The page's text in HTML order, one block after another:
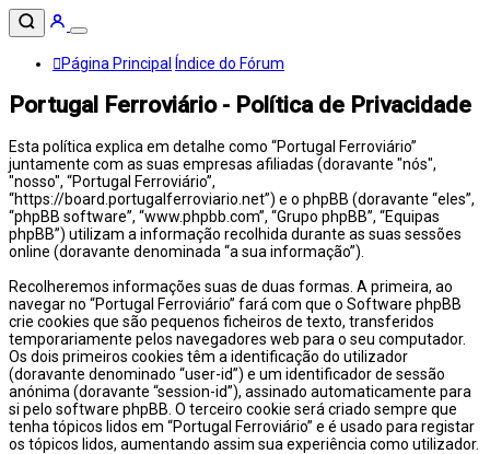
Página Principal Índice do Fórum
Portugal Ferroviário - Política de Privacidade
Esta política explica em detalhe como “Portugal Ferroviário”
juntamente com as suas empresas afiliadas (doravante "nós",
"nosso", “Portugal Ferroviário”,
“https://board.portugalferroviario.net”) e o phpBB (doravante “eles”,
“phpBB software”, “www.phpbb.com”, “Grupo phpBB”, “Equipas
phpBB”) utilizam a informação recolhida durante as suas sessões
online (doravante denominada “a sua informação”).
Recolheremos informações suas de duas formas. A primeira, ao
navegar no “Portugal Ferroviário” fará com que o Software phpBB
crie cookies que são pequenos ficheiros de texto, transferidos
temporariamente pelos navegadores web para o seu computador.
Os dois primeiros cookies têm a identificação do utilizador
(doravante denominado “user-id”) e um identificador de sessão
anónima (doravante “session-id”), assinado automaticamente para
si pelo software phpBB. O terceiro cookie será criado sempre que
tenha tópicos lidos em “Portugal Ferroviário” e é usado para registar
os tópicos lidos, aumentando assim sua experiência como utilizador.